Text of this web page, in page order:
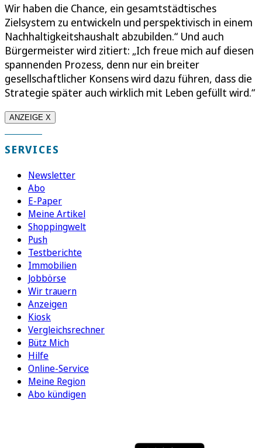
Wir haben die Chance, ein gesamtstädtisches
Zielsystem zu entwickeln und perspektivisch in einem
Nachhaltigkeitshaushalt abzubilden.“ Und auch
Bürgermeister wird zitiert: „Ich freue mich auf diesen
spannenden Prozess, denn nur ein breiter
gesellschaftlicher Konsens wird dazu führen, dass die
Strategie später auch wirklich mit Leben gefüllt wird.“
ANZEIGE X
SERVICES
Newsletter
Abo
E-Paper
Meine Artikel
Shoppingwelt
Push
Testberichte
Immobilien
Jobbörse
Wir trauern
Anzeigen
Kiosk
Vergleichsrechner
Bütz Mich
Hilfe
Online-Service
Meine Region
Abo kündigen